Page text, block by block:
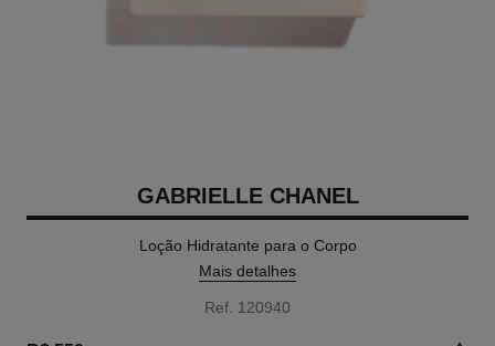
GABRIELLE CHANEL
Loção Hidratante para o Corpo
Mais detalhes
Ref. 120940